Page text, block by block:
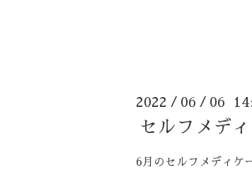
2022 / 06 / 06
セルフメデ
6月のセルフメディケ